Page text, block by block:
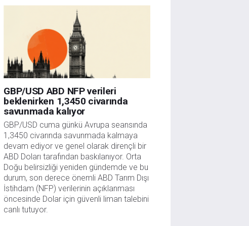
GBP/USD ABD NFP verileri
beklenirken 1,3450 civarında
savunmada kalıyor
GBP/USD cuma günkü Avrupa seansında
1,3450 civarında savunmada kalmaya
devam ediyor ve genel olarak dirençli bir
ABD Doları tarafından baskılanıyor. Orta
Doğu belirsizliği yeniden gündemde ve bu
durum, son derece önemli ABD Tarım Dışı
İstihdam (NFP) verilerinin açıklanması
öncesinde Dolar için güvenli liman talebini
canlı tutuyor.